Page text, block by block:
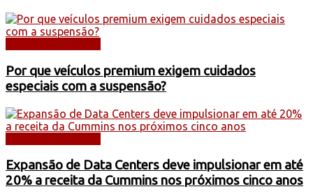
Por que veículos premium exigem cuidados
especiais com a suspensão?
Expansão de Data Centers deve impulsionar em até
20% a receita da Cummins nos próximos cinco anos